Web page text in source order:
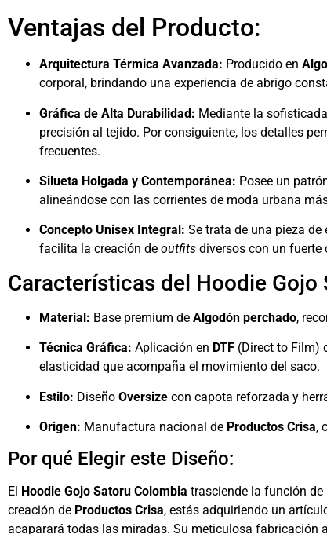
Ventajas del Producto:
Arquitectura Térmica Avanzada: Producido en
corporal, brindando una experiencia de abrigo
Gráfica de Alta Durabilidad: Mediante la
precisión al tejido. Por consiguiente, los detalles
frecuentes.
Silueta Holgada y Contemporánea: Posee un
alineándose con las corrientes de moda urbana
Concepto Unisex Integral: Se trata de una pieza de
facilita la creación de outfits diversos con un fuerte
Características del Hoodie Gojo
Material: Base premium de Algodón perchado,
Técnica Gráfica: Aplicación en DTF (Direct to Film)
elasticidad que acompaña el movimiento del saco.
Estilo: Diseño Oversize con capota reforzada y
Origen: Manufactura nacional de Productos Crisa,
Por qué Elegir este Diseño:
El Hoodie Gojo Satoru Colombia trasciende la función
creación de Productos Crisa, estás adquiriendo un
acaparará todas las miradas. Su meticulosa fabricación